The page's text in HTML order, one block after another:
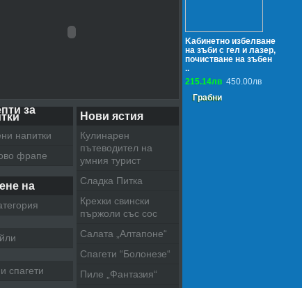
Kабинетно избелване
на зъби с гел и лазер,
почистване на зъбен
..
215.14лв 450.00лв
Грабни
Нови ястия
Кулинарен
пътеводител на
умния турист
Сладка Питка
Крехки свински
пържоли със сос
Салата „Алтапоне“
Спагети “Болонезе“
Пиле „Фантазия“
за
напитки
фрапе
на
спагети